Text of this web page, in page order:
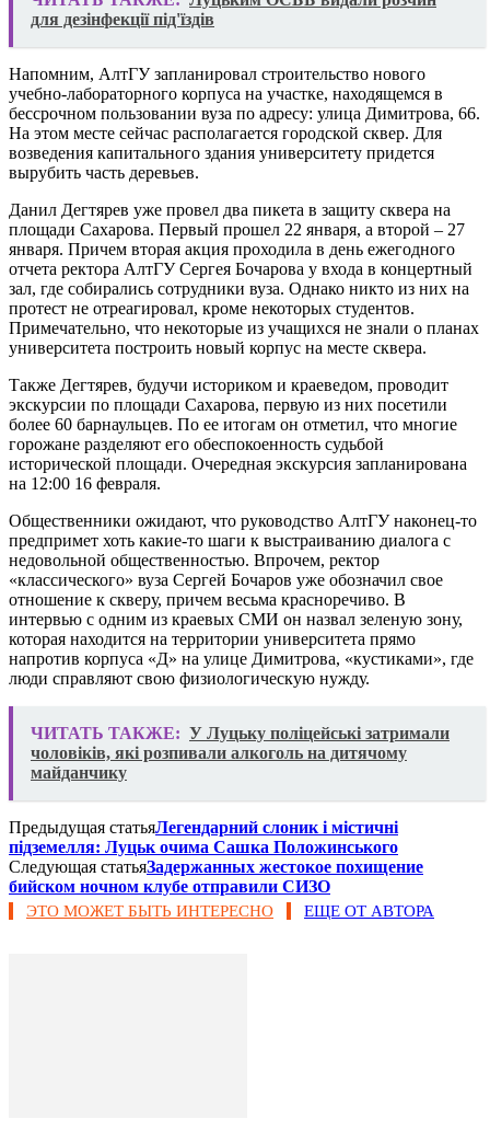
для дезінфекції під'їздів
Напомним, АлтГУ запланировал строительство нового
учебно-лабораторного корпуса на участке, находящемся в
бессрочном пользовании вуза по адресу: улица Димитрова, 66.
На этом месте сейчас располагается городской сквер. Для
возведения капитального здания университету придется
вырубить часть деревьев.
Данил Дегтярев уже провел два пикета в защиту сквера на
площади Сахарова. Первый прошел 22 января, а второй – 27
января. Причем вторая акция проходила в день ежегодного
отчета ректора АлтГУ Сергея Бочарова у входа в концертный
зал, где собирались сотрудники вуза. Однако никто из них на
протест не отреагировал, кроме некоторых студентов.
Примечательно, что некоторые из учащихся не знали о планах
университета построить новый корпус на месте сквера.
Также Дегтярев, будучи историком и краеведом, проводит
экскурсии по площади Сахарова, первую из них посетили
более 60 барнаульцев. По ее итогам он отметил, что многие
горожане разделяют его обеспокоенность судьбой
исторической площади. Очередная экскурсия запланирована
на 12:00 16 февраля.
Общественники ожидают, что руководство АлтГУ наконец-то
предпримет хоть какие-то шаги к выстраиванию диалога с
недовольной общественностью. Впрочем, ректор
«классического» вуза Сергей Бочаров уже обозначил свое
отношение к скверу, причем весьма красноречиво. В
интервью с одним из краевых СМИ он назвал зеленую зону,
которая находится на территории университета прямо
напротив корпуса «Д» на улице Димитрова, «кустиками», где
люди справляют свою физиологическую нужду.
ЧИТАТЬ ТАКЖЕ: У Луцьку поліцейські затримали
чоловіків, які розпивали алкоголь на дитячому
майданчику
Предыдущая статьяЛегендарний слоник і містичні
підземелля: Луцьк очима Сашка Положинського
Следующая статьяЗадержанных жестокое похищение
бийском ночном клубе отправили СИЗО
ЭТО МОЖЕТ БЫТЬ ИНТЕРЕСНО ЕЩЕ ОТ АВТОРА